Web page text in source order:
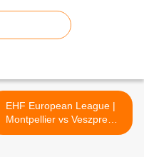
EHF European League |
Montpellier vs Veszprem
(21.02.2023) >